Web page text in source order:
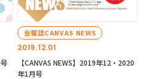
2019.12.01
会報誌CANVAS NEWS
【CANVAS NEWS】2019年12・2020
年1月号